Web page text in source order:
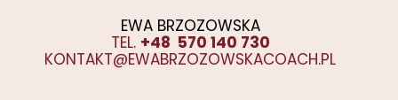
EWA BRZOZOWSKA
TEL. +48 570 140 730
KONTAKT@EWABRZOZOWSKACOACH.PL